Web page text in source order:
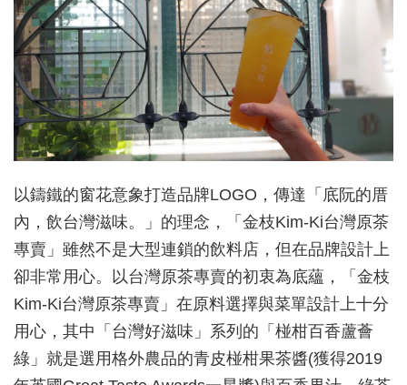
以鑄鐵的窗花意象打造品牌LOGO，傳達「底阮的厝
內，飲台灣滋味。」的理念，「金枝Kim-Ki台灣原茶
專賣」雖然不是大型連鎖的飲料店，但在品牌設計上
卻非常用心。以台灣原茶專賣的初衷為底蘊，「金枝
Kim-Ki台灣原茶專賣」在原料選擇與菜單設計上十分
用心，其中「台灣好滋味」系列的「椪柑百香蘆薈
綠」就是選用格外農品的青皮椪柑果茶醬(獲得2019